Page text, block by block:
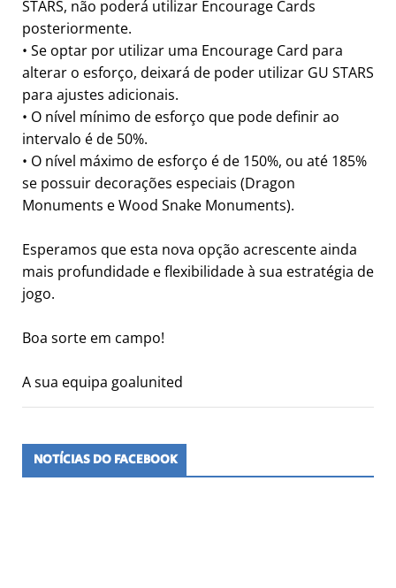
STARS, não poderá utilizar Encourage Cards
posteriormente.
• Se optar por utilizar uma Encourage Card para
alterar o esforço, deixará de poder utilizar GU STARS
para ajustes adicionais.
• O nível mínimo de esforço que pode definir ao
intervalo é de 50%.
• O nível máximo de esforço é de 150%, ou até 185%
se possuir decorações especiais (Dragon
Monuments e Wood Snake Monuments).
Esperamos que esta nova opção acrescente ainda
mais profundidade e flexibilidade à sua estratégia de
jogo.
Boa sorte em campo!
A sua equipa goalunited
NOTÍCIAS DO FACEBOOK